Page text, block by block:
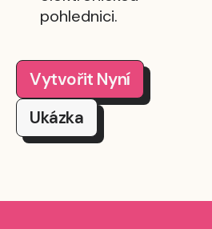
pohlednici.
Vytvořit Nyní
Ukázka